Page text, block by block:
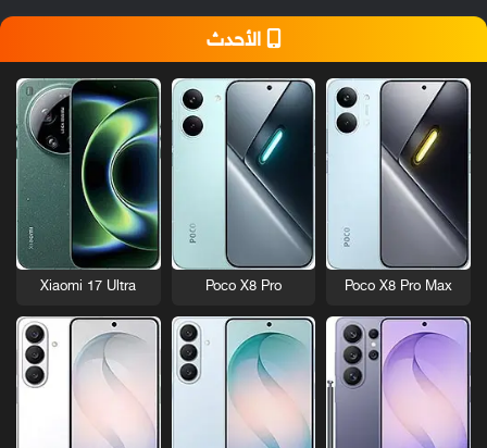
الأحدث
Poco X8 Pro Max
Poco X8 Pro
Xiaomi 17 Ultra